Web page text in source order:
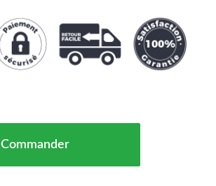
Commander